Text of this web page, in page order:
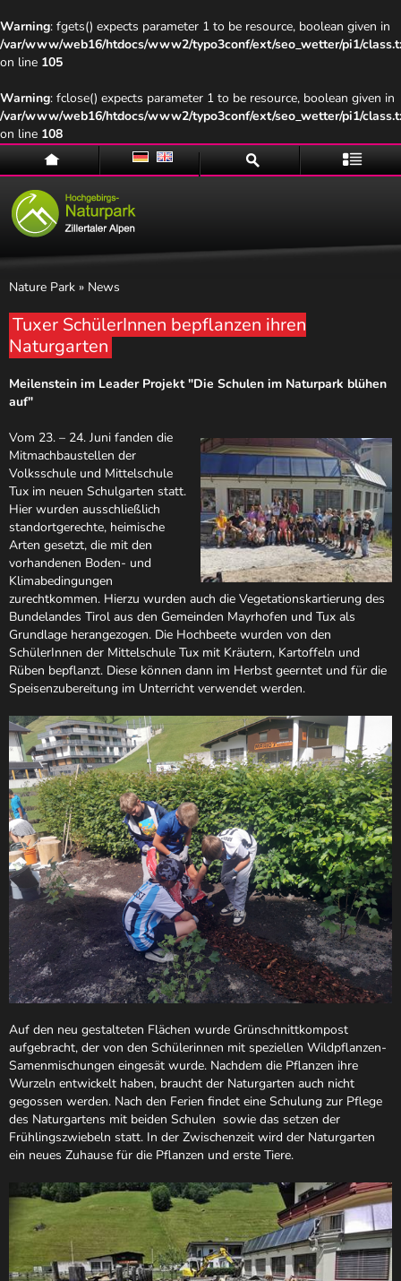
Warning: fgets() expects parameter 1 to be resource, boolean given in
/var/www/web16/htdocs/www2/typo3conf/ext/seo_wetter/pi1/
on line 105
Warning: fclose() expects parameter 1 to be resource, boolean given in
/var/www/web16/htdocs/www2/typo3conf/ext/seo_wetter/pi1/
on line 108
Home
Naturpark
Nature Park » News
Tuxer SchülerInnen bepflanzen ihren
Naturgarten
Meilenstein im Leader Projekt "Die Schulen im Naturpark blühen
auf"
Vom 23. – 24. Juni fanden die
Mitmachbaustellen der
Volksschule und Mittelschule
Tux im neuen Schulgarten statt.
Hier wurden ausschließlich
standortgerechte, heimische
Arten gesetzt, die mit den
vorhandenen Boden- und
Klimabedingungen
zurechtkommen. Hierzu wurden auch die Vegetationskartierung des
Bundelandes Tirol aus den Gemeinden Mayrhofen und Tux als
Grundlage herangezogen. Die Hochbeete wurden von den
SchülerInnen der Mittelschule Tux mit Kräutern, Kartoffeln und
Rüben bepflanzt. Diese können dann im Herbst geerntet und für die
Speisenzubereitung im Unterricht verwendet werden.
Auf den neu gestalteten Flächen wurde Grünschnittkompost
aufgebracht, der von den Schülerinnen mit speziellen Wildpflanzen-
Samenmischungen eingesät wurde. Nachdem die Pflanzen ihre
Wurzeln entwickelt haben, braucht der Naturgarten auch nicht
gegossen werden. Nach den Ferien findet eine Schulung zur Pflege
des Naturgartens mit beiden Schulen sowie das setzen der
Frühlingszwiebeln statt. In der Zwischenzeit wird der Naturgarten
ein neues Zuhause für die Pflanzen und erste Tiere.